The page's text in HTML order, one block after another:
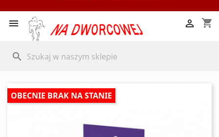
 shopping_cart

search
OBECNIE BRAK NA STANIE